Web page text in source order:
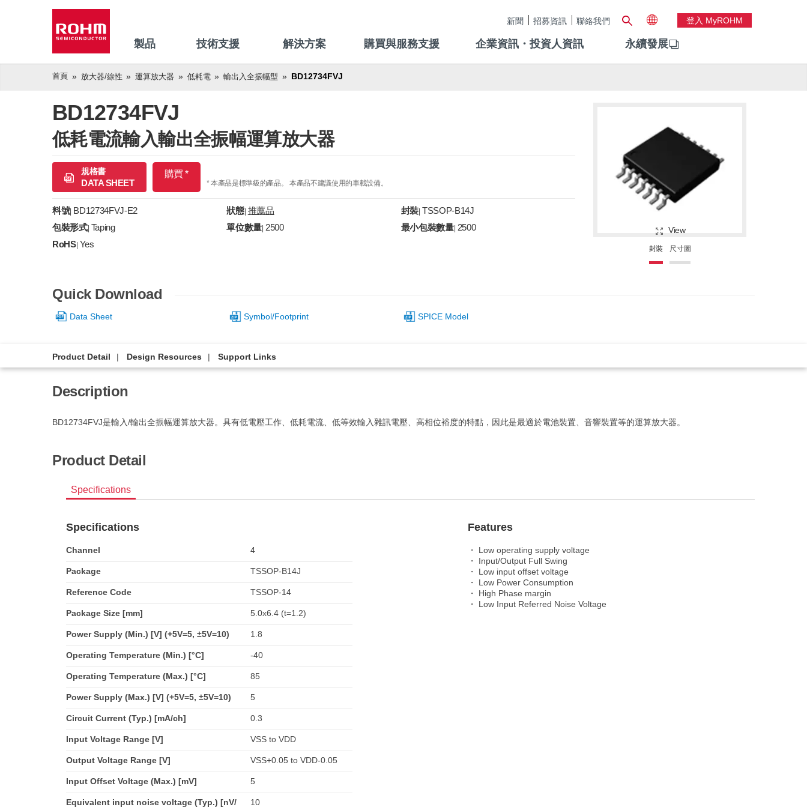
新聞 招募資訊 聯絡我們 登入 MyROHM
製品 技術支援 解決方案 購買與服務支援 企業資訊・投資人資訊 永續發展
首頁 放大器/線性 運算放大器 低耗電 輸出入全振幅型 BD12734FVJ
BD12734FVJ
低耗電流輸入輸出全振幅運算放大器
規格書
DATA SHEET
購買 *
* 本產品是標準級的產品。 本產品不建議使用的車載設備。
料號| BD12734FVJ-E2 狀態| 推薦品 封裝 TSSOP-B14J
包裝形式| Taping 單位數量 |2500 最小包裝數量| 2500
RoHS| Yes
View
封裝 尺寸圖
Quick Download
Data Sheet Symbol/Footprint SPICE Model
Product Detail Design Resources Support Links
Description
BD12734FVJ是輸入/輸出全振幅運算放大器。具有低電壓工作、低耗電流、低等效輸入雜訊電壓、高相位裕度的特點，因此是最適於電池裝置、音響裝置等的運算放大器。
Product Detail
Specifications
Specifications
Channel 4
Package TSSOP-B14J
Reference Code TSSOP-14
Package Size [mm] 5.0x6.4 (t=1.2)
Power Supply (Min.) [V] (+5V=5, ±5V=10) 1.8
Operating Temperature (Min.) [°C] -40
Operating Temperature (Max.) [°C] 85
Power Supply (Max.) [V] (+5V=5, ±5V=10) 5
Circuit Current (Typ.) [mA/ch] 0.3
Input Voltage Range [V] VSS to VDD
Output Voltage Range [V] VSS+0.05 to VDD-0.05
Input Offset Voltage (Max.) [mV] 5
Equivalent input noise voltage (Typ.) [nV/ 10
Features
・ Low operating supply voltage
・ Input/Output Full Swing
・ Low input offset voltage
・ Low Power Consumption
・ High Phase margin
・ Low Input Referred Noise Voltage